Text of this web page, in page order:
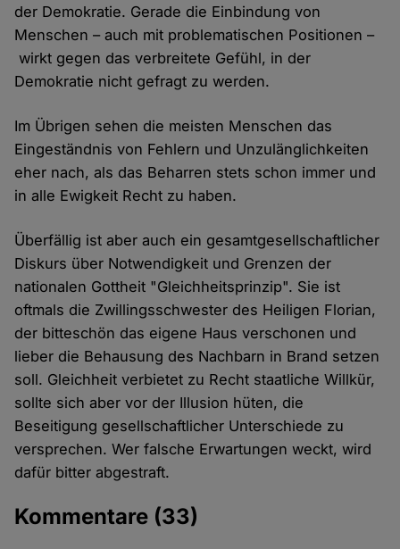
der Demokratie. Gerade die Einbindung von
Menschen – auch mit problematischen Positionen –
wirkt gegen das verbreitete Gefühl, in der
Demokratie nicht gefragt zu werden.
Im Übrigen sehen die meisten Menschen das
Eingeständnis von Fehlern und Unzulänglichkeiten
eher nach, als das Beharren stets schon immer und
in alle Ewigkeit Recht zu haben.
Überfällig ist aber auch ein gesamtgesellschaftlicher
Diskurs über Notwendigkeit und Grenzen der
nationalen Gottheit "Gleichheitsprinzip". Sie ist
oftmals die Zwillingsschwester des Heiligen Florian,
der bitteschön das eigene Haus verschonen und
lieber die Behausung des Nachbarn in Brand setzen
soll. Gleichheit verbietet zu Recht staatliche Willkür,
sollte sich aber vor der Illusion hüten, die
Beseitigung gesellschaftlicher Unterschiede zu
versprechen. Wer falsche Erwartungen weckt, wird
dafür bitter abgestraft.
Kommentare (33)